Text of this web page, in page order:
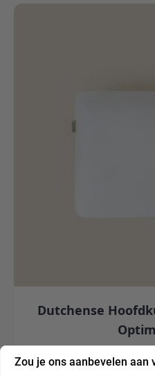
Dutchense
€ 119,00
Zou je ons aanbevelen aan